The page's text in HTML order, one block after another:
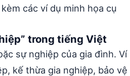
các ví dụ minh họa cụ
trong tiếng Việt
sự nghiệp của gia đình. Ví
kế thừa gia nghiệp, bảo vệ